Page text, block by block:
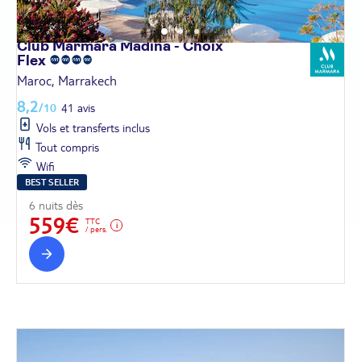
Club Marmara Madina - Choix
Flex
Maroc, Marrakech
8,2/10 41 avis
Vols et transferts inclus
Tout compris
Wifi
BEST SELLER
6 nuits dès
559€
TTC
/ pers.